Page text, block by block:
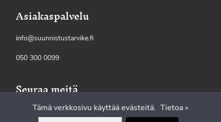
Asiakaspalvelu
info@suunnistustarvike.fi
050 300 0099
Seuraa meitä
Tämä verkkosivu käyttää evästeitä. Tietoa »